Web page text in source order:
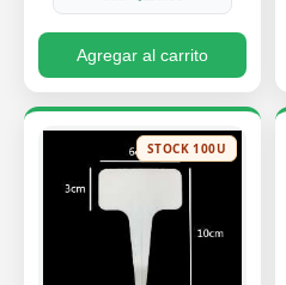
Agregar al carrito
STOCK 100U